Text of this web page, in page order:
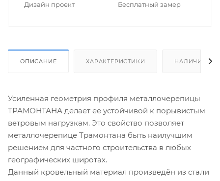
Дизайн проект Бес­плат­ный замер
ОПИСАНИЕ ХАРАКТЕРИСТИКИ НАЛИЧИЕ
Усиленная геометрия профиля металлочерепицы
ТРАМОНТАНА делает ее устойчивой к порывистым
ветровым нагрузкам. Это свойство позволяет
металлочерепице Трамонтана быть наилучшим
решением для частного строительства в любых
географических широтах.
Данный кровельный материал произведён из стали